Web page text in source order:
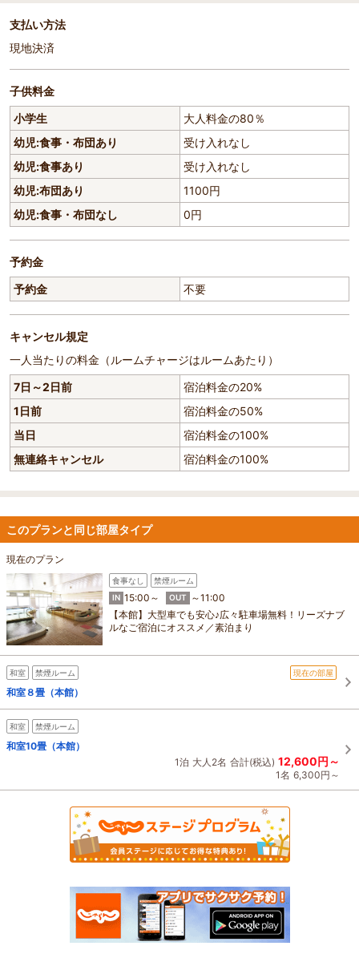
支払い方法
現地決済
子供料金
小学生
大人料金の80％
幼児:食事・布団あり
受け入れなし
幼児:食事あり
受け入れなし
幼児:布団あり
1100円
幼児:食事・布団なし
0円
予約金
予約金
不要
キャンセル規定
一人当たりの料金（ルームチャージはルームあたり）
7日～2日前
宿泊料金の20%
1日前
宿泊料金の50%
当日
宿泊料金の100%
無連絡キャンセル
宿泊料金の100%
このプランと同じ部屋タイプ
現在のプラン
食事なし
禁煙ルーム
IN 15:00～ OUT
～11:00
【本館】大型車でも安心♪広々駐車場無料！リーズナブ
ルなご宿泊にオススメ／素泊まり
和室 禁煙ルーム 現在の部屋
和室８畳（本館）
和室 禁煙ルーム
和室10畳（本館）
1泊 大人2名 合計(税込) 12,600円～
1名 6,300円～